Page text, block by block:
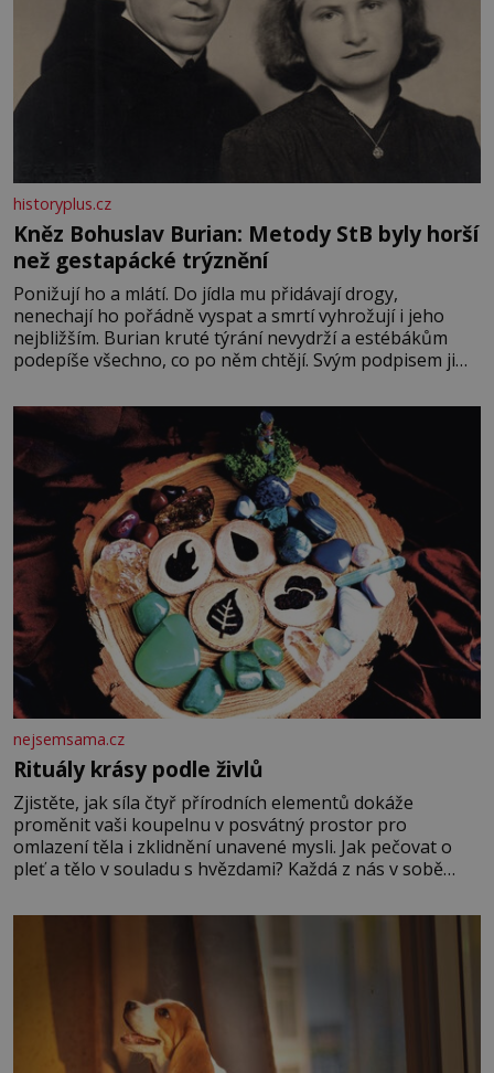
historyplus.cz
Kněz Bohuslav Burian: Metody StB byly horší
než gestapácké trýznění
Ponižují ho a mlátí. Do jídla mu přidávají drogy,
nenechají ho pořádně vyspat a smrtí vyhrožují i jeho
nejbližším. Burian kruté týrání nevydrží a estébákům
podepíše všechno, co po něm chtějí. Svým podpisem jim
fyzický ani psychický nátlak. Syn brněnského řezníka
chce být knězem a
nejsemsama.cz
Rituály krásy podle živlů
Zjistěte, jak síla čtyř přírodních elementů dokáže
proměnit vaši koupelnu v posvátný prostor pro
omlazení těla i zklidnění unavené mysli. Jak pečovat o
pleť a tělo v souladu s hvězdami? Každá z nás v sobě
povaze, ale i v potřebách naší pokožky. Ohnivá znamení
Ženy narozené ve znamení Berana, Lva a Střelce v sobě
nesou žár, odvahu a neutuchající elán. Vaše